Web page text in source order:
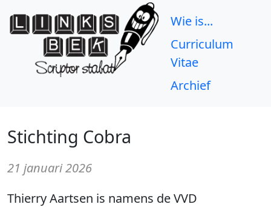
Wie is...
Curriculum
Vitae
Archief
Stichting Cobra
21 januari 2026
Thierry Aartsen is namens de VVD